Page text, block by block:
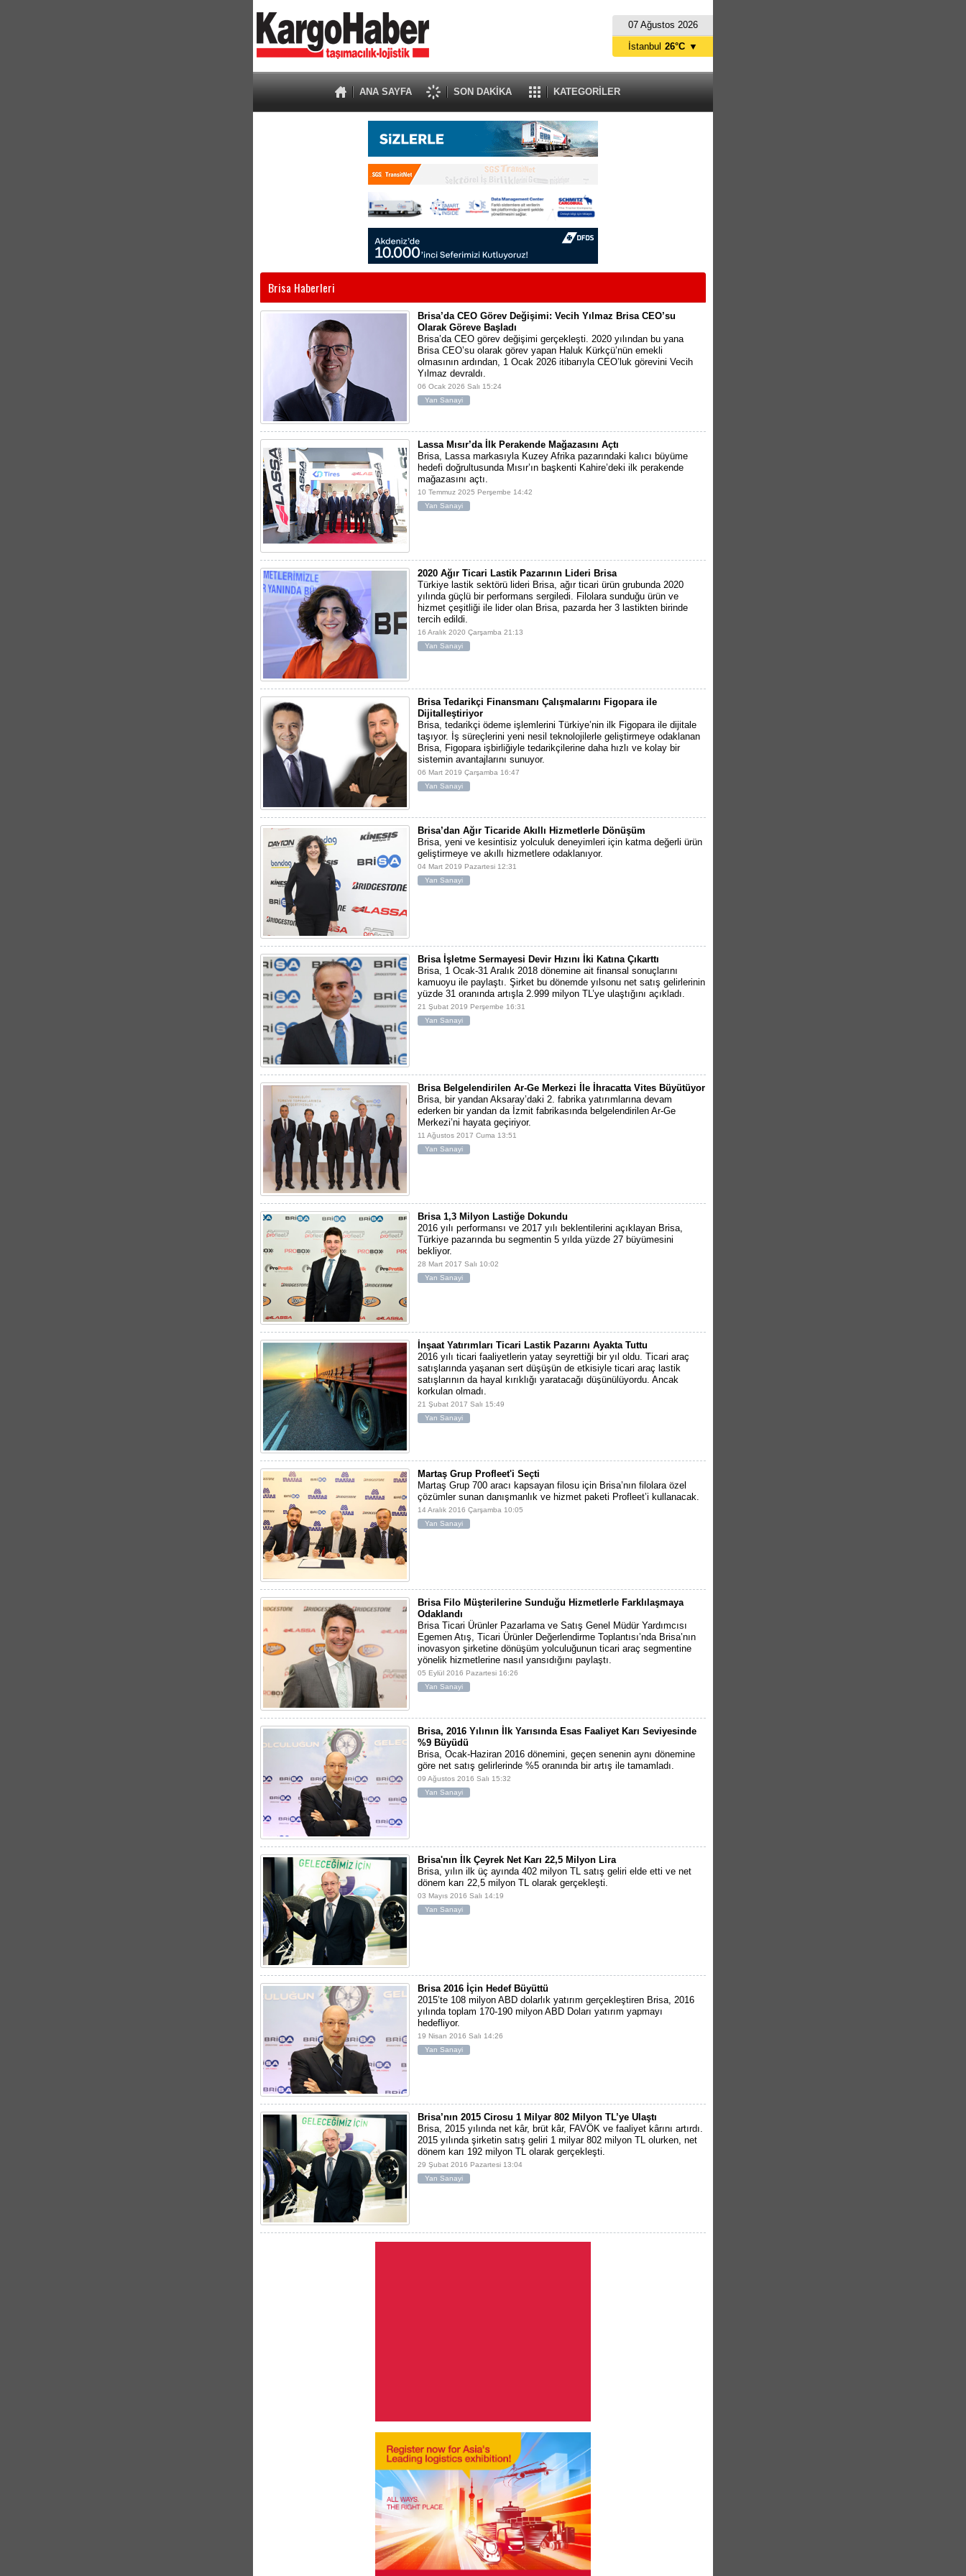
07 Ağustos 2026
ANA SAYFA SON DAKİKA KATEGORİLER
İstanbul 26°C ▼
Brisa Haberleri
Brisa’da CEO Görev Değişimi: Vecih Yılmaz Brisa CEO’su
Olarak Göreve Başladı
Brisa’da CEO görev değişimi gerçekleşti. 2020 yılından bu yana
Brisa CEO’su olarak görev yapan Haluk Kürkçü’nün emekli
olmasının ardından, 1 Ocak 2026 itibarıyla CEO’luk görevini Vecih
Yılmaz devraldı.
06 Ocak 2026 Salı 15:24
Yan Sanayi
Lassa Mısır’da İlk Perakende Mağazasını Açtı
Brisa, Lassa markasıyla Kuzey Afrika pazarındaki kalıcı büyüme
hedefi doğrultusunda Mısır’ın başkenti Kahire’deki ilk perakende
mağazasını açtı.
10 Temmuz 2025 Perşembe 14:42
Yan Sanayi
2020 Ağır Ticari Lastik Pazarının Lideri Brisa
Türkiye lastik sektörü lideri Brisa, ağır ticari ürün grubunda 2020
yılında güçlü bir performans sergiledi. Filolara sunduğu ürün ve
hizmet çeşitliği ile lider olan Brisa, pazarda her 3 lastikten birinde
tercih edildi.
16 Aralık 2020 Çarşamba 21:13
Yan Sanayi
Brisa Tedarikçi Finansmanı Çalışmalarını Figopara ile
Dijitalleştiriyor
Brisa, tedarikçi ödeme işlemlerini Türkiye’nin ilk Figopara ile dijitale
taşıyor. İş süreçlerini yeni nesil teknolojilerle geliştirmeye odaklanan
Brisa, Figopara işbirliğiyle tedarikçilerine daha hızlı ve kolay bir
sistemin avantajlarını sunuyor.
06 Mart 2019 Çarşamba 16:47
Yan Sanayi
Brisa’dan Ağır Ticaride Akıllı Hizmetlerle Dönüşüm
Brisa, yeni ve kesintisiz yolculuk deneyimleri için katma değerli ürün
geliştirmeye ve akıllı hizmetlere odaklanıyor.
04 Mart 2019 Pazartesi 12:31
Yan Sanayi
Brisa İşletme Sermayesi Devir Hızını İki Katına Çıkarttı
Brisa, 1 Ocak-31 Aralık 2018 dönemine ait finansal sonuçlarını
kamuoyu ile paylaştı. Şirket bu dönemde yılsonu net satış gelirlerinin
yüzde 31 oranında artışla 2.999 milyon TL’ye ulaştığını açıkladı.
21 Şubat 2019 Perşembe 16:31
Yan Sanayi
Brisa Belgelendirilen Ar-Ge Merkezi İle İhracatta Vites Büyütüyor
Brisa, bir yandan Aksaray’daki 2. fabrika yatırımlarına devam
ederken bir yandan da İzmit fabrikasında belgelendirilen Ar-Ge
Merkezi’ni hayata geçiriyor.
11 Ağustos 2017 Cuma 13:51
Yan Sanayi
Brisa 1,3 Milyon Lastiğe Dokundu
2016 yılı performansı ve 2017 yılı beklentilerini açıklayan Brisa,
Türkiye pazarında bu segmentin 5 yılda yüzde 27 büyümesini
bekliyor.
28 Mart 2017 Salı 10:02
Yan Sanayi
İnşaat Yatırımları Ticari Lastik Pazarını Ayakta Tuttu
2016 yılı ticari faaliyetlerin yatay seyrettiği bir yıl oldu. Ticari araç
satışlarında yaşanan sert düşüşün de etkisiyle ticari araç lastik
satışlarının da hayal kırıklığı yaratacağı düşünülüyordu. Ancak
korkulan olmadı.
21 Şubat 2017 Salı 15:49
Yan Sanayi
Martaş Grup Profleet'i Seçti
Martaş Grup 700 aracı kapsayan filosu için Brisa’nın filolara özel
çözümler sunan danışmanlık ve hizmet paketi Profleet’i kullanacak.
14 Aralık 2016 Çarşamba 10:05
Yan Sanayi
Brisa Filo Müşterilerine Sunduğu Hizmetlerle Farklılaşmaya
Odaklandı
Brisa Ticari Ürünler Pazarlama ve Satış Genel Müdür Yardımcısı
Egemen Atış, Ticari Ürünler Değerlendirme Toplantısı’nda Brisa’nın
inovasyon şirketine dönüşüm yolculuğunun ticari araç segmentine
yönelik hizmetlerine nasıl yansıdığını paylaştı.
05 Eylül 2016 Pazartesi 16:26
Yan Sanayi
Brisa, 2016 Yılının İlk Yarısında Esas Faaliyet Karı Seviyesinde
%9 Büyüdü
Brisa, Ocak-Haziran 2016 dönemini, geçen senenin aynı dönemine
göre net satış gelirlerinde %5 oranında bir artış ile tamamladı.
09 Ağustos 2016 Salı 15:32
Yan Sanayi
Brisa'nın İlk Çeyrek Net Karı 22,5 Milyon Lira
Brisa, yılın ilk üç ayında 402 milyon TL satış geliri elde etti ve net
dönem karı 22,5 milyon TL olarak gerçekleşti.
03 Mayıs 2016 Salı 14:19
Yan Sanayi
Brisa 2016 İçin Hedef Büyüttü
2015’te 108 milyon ABD dolarlık yatırım gerçekleştiren Brisa, 2016
yılında toplam 170-190 milyon ABD Doları yatırım yapmayı
hedefliyor.
19 Nisan 2016 Salı 14:26
Yan Sanayi
Brisa’nın 2015 Cirosu 1 Milyar 802 Milyon TL’ye Ulaştı
Brisa, 2015 yılında net kâr, brüt kâr, FAVÖK ve faaliyet kârını artırdı.
2015 yılında şirketin satış geliri 1 milyar 802 milyon TL olurken, net
dönem karı 192 milyon TL olarak gerçekleşti.
29 Şubat 2016 Pazartesi 13:04
Yan Sanayi